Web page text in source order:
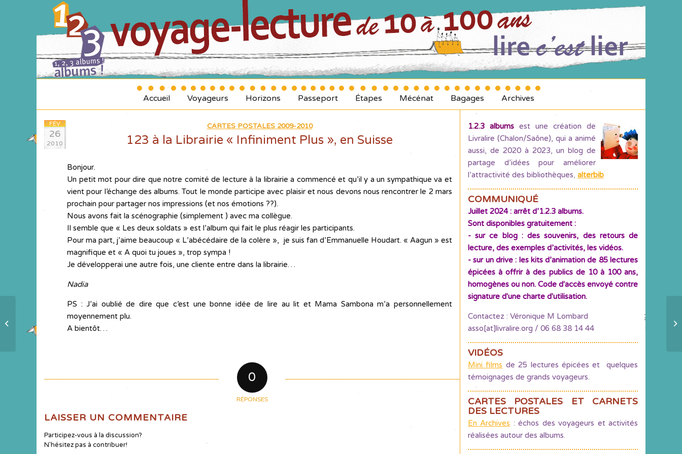
Accueil Voyageurs Horizons Passeport Étapes Mécénat Bagages Archives
FÉV
26
2010
CARTES POSTALES 2009-2010
123 à la Librairie « Infiniment Plus », en Suisse
Bonjour.
Un petit mot pour dire que notre comité de lecture à la librairie a commencé et qu’il y a un sympathique va et
vient pour l’échange des albums. Tout le monde participe avec plaisir et nous devons nous rencontrer le 2 mars
prochain pour partager nos impressions (et nos émotions ??).
Nous avons fait la scénographie (simplement ) avec ma collègue.
Il semble que « Les deux soldats » est l’album qui fait le plus réagir les participants.
Pour ma part, j’aime beaucoup « L’abécédaire de la colère », je suis fan d’Emmanuelle Houdart. « Aagun » est
magnifique et « A quoi tu joues », trop sympa !
Je développerai une autre fois, une cliente entre dans la librairie…
Nadia
PS : J’ai oublié de dire que c’est une bonne idée de lire au lit et Mama Sambona m’a personnellement
moyennement plu.
A bientôt…
0
RÉPONSES
LAISSER UN COMMENTAIRE
Participez-vous à la discussion?
N'hésitez pas à contribuer!
1.2.3 albums est une création de
Livralire (Chalon/Saône), qui a animé
aussi, de 2020 à 2023, un blog de
partage d’idées pour améliorer
l’attractivité des bibliothèques, alterbib
COMMUNIQUÉ
Juillet 2024 : arrêt d’1.2.3 albums.
Sont disponibles gratuitement :
- sur ce blog : des souvenirs, des retours de
lecture, des exemples d’activités, les vidéos.
- sur un drive : les kits d’animation de 85 lectures
épicées à offrir à des publics de 10 à 100 ans,
homogènes ou non. Code d'accès envoyé contre
signature d'une charte d'utilisation.
Contactez : Véronique M Lombard
asso[at]livralire.org / 06 68 38 14 44
VIDÉOS
Mini films de 25 lectures épicées et quelques
témoignages de grands voyageurs.
CARTES POSTALES ET CARNETS
DES LECTURES
En Archives : échos des voyageurs et activités
réalisées autour des albums.
Une détonnante chaine de lecture A